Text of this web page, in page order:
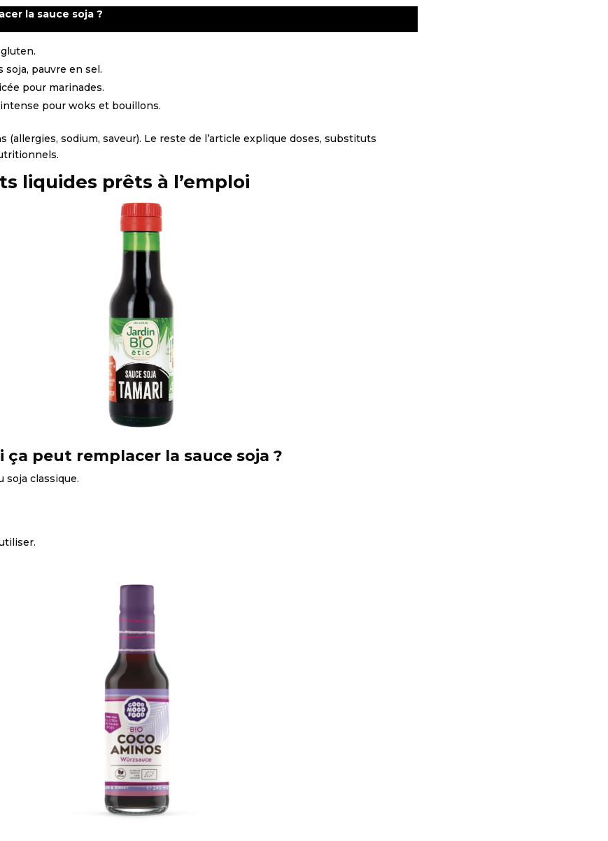
la sauce soja ?
soja, pauvre en sel.
pour marinades.
pour woks et bouillons.
(allergies, sodium, saveur). Le reste de l’article explique doses, substituts
liquides prêts à l’emploi
ça peut remplacer la sauce soja ?
soja classique.